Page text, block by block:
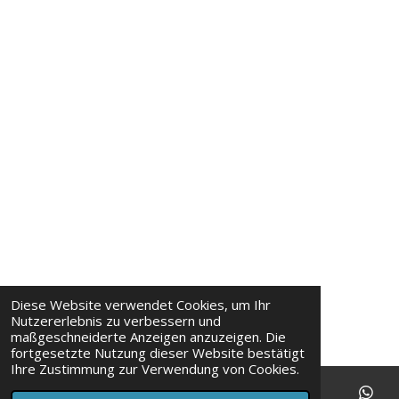
Diese Website verwendet Cookies, um Ihr
Nutzererlebnis zu verbessern und
maßgeschneiderte Anzeigen anzuzeigen. Die
fortgesetzte Nutzung dieser Website bestätigt
Ihre Zustimmung zur Verwendung von Cookies.